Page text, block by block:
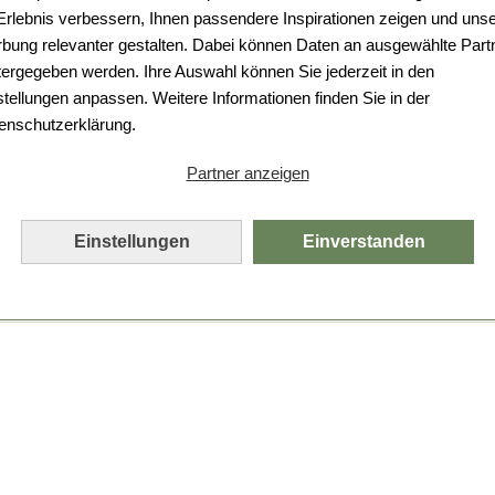
verbessern, Ihnen passendere Inspirationen zeigen und
relevanter gestalten. Dabei können Daten an ausgewählte
werden. Ihre Auswahl können Sie jederzeit in den
anpassen. Weitere Informationen finden Sie in der
Partner anzeigen
Einstellungen Einverstanden